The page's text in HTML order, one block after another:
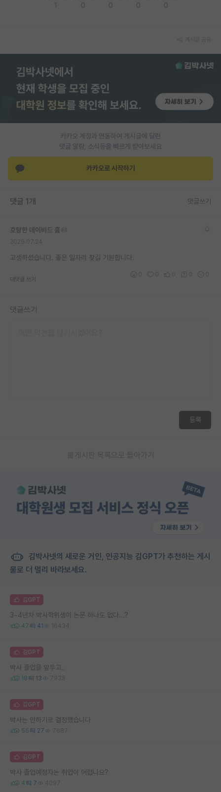
유학교육
이벤트
카카오 계정과 연동하여 게시글에 달린
댓글 알람, 소식등을 빠르게 받아보세요
카카오로 시작하기
댓글 1개 댓글쓰기
호탕한 데이비드 흄
고생하셨습니다. 좋은 일자리 찾길 기원합니다.
대댓글 쓰기
댓글쓰기
등록
게시판 목록으로 돌아가기
김박사넷의 새로운 거인, 인공지능 김GPT가 추천하는 게시
물로 더 멀리 바라보세요.
김GPT
3~4년차 박사학위생이 논문 하나도 없다...?
47 41 16434
김GPT
박사 졸업을 앞두고..
18 13 7938
김GPT
박사는 안하기로 결정했습니다
55 27 7687
김GPT
박사 졸업예정자는 취업이 어렵나요?
4 7 4097